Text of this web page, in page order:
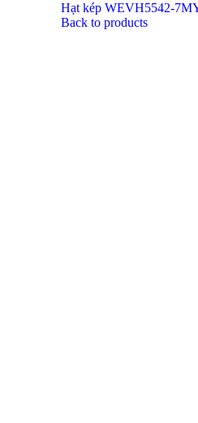
Hạt kép WEVH5542-
Back to products